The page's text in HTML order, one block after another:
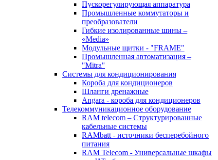
Пускорегулирующая аппаратура
Промышленные коммутаторы и
преобразователи
Гибкие изолированные шины –
«Media»
Модульные щитки - "FRAME"
Промышленная автоматизация –
"Mitra"
Системы для кондиционирования
Короба для кондиционеров
Шланги дренажные
Angara - короба для кондиционеров
Телекоммуникационное оборудование
RAM telecom – Структурированные
кабельные системы
RAMbatt - источники бесперебойного
питания
RAM Telecom - Универсальные шкафы